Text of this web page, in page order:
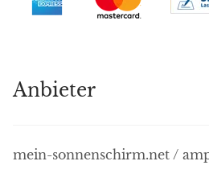
Anbieter
mein-sonnenschirm.net /